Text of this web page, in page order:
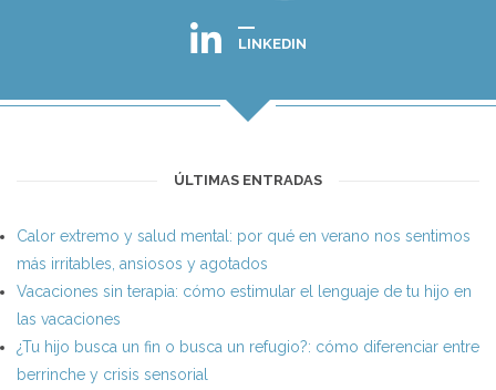
LINKEDIN
ÚLTIMAS ENTRADAS
Calor extremo y salud mental: por qué en verano nos sentimos
más irritables, ansiosos y agotados
Vacaciones sin terapia: cómo estimular el lenguaje de tu hijo en
las vacaciones
¿Tu hijo busca un fin o busca un refugio?: cómo diferenciar entre
berrinche y crisis sensorial